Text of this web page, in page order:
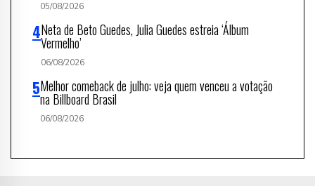
05/08/2026
Neta de Beto Guedes, Julia Guedes estreia ‘Álbum
Vermelho’
06/08/2026
Melhor comeback de julho: veja quem venceu a votação
na Billboard Brasil
06/08/2026